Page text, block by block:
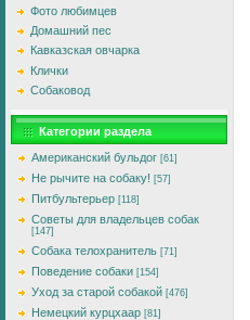
Фото любимцев
Домашний пес
Кавказская овчарка
Клички
Собаковод
Категории раздела
Американский бульдог [61]
Не рычите на собаку! [57]
Питбультерьер [118]
Советы для владельцев собак
[147]
Собака телохранитель [71]
Поведение собаки [154]
Уход за старой собакой [476]
Немецкий курцхаар [81]